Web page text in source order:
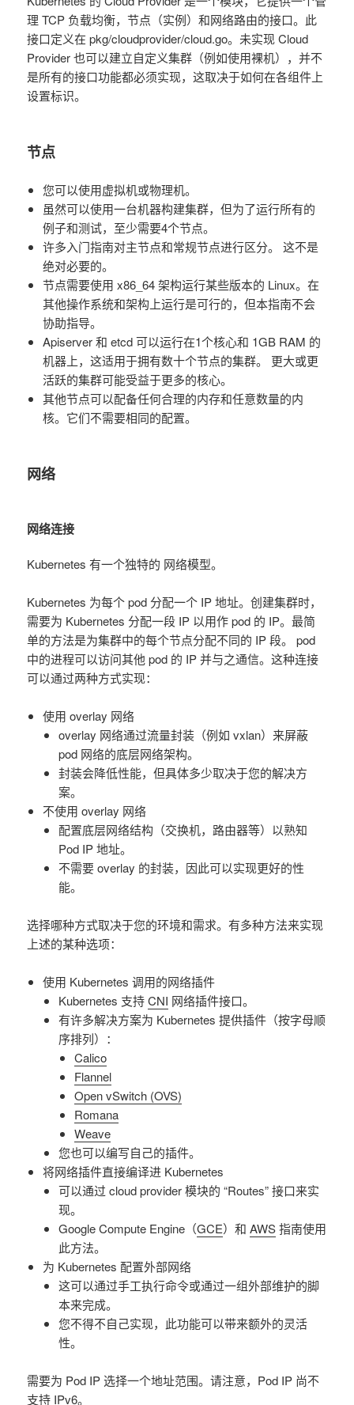
理 TCP 负载均衡，节点（实例）和网络路由的接口。此
接口定义在 pkg/cloudprovider/cloud.go。未实现 Cloud
Provider 也可以建立自定义集群（例如使用裸机），并不
是所有的接口功能都必须实现，这取决于如何在各组件上
设置标识。
节点
您可以使用虚拟机或物理机。
虽然可以使用一台机器构建集群，但为了运行所有的
例子和测试，至少需要4个节点。
许多入门指南对主节点和常规节点进行区分。 这不是
绝对必要的。
节点需要使用 x86_64 架构运行某些版本的 Linux。在
其他操作系统和架构上运行是可行的，但本指南不会
协助指导。
Apiserver 和 etcd 可以运行在1个核心和 1GB RAM 的
机器上，这适用于拥有数十个节点的集群。 更大或更
活跃的集群可能受益于更多的核心。
其他节点可以配备任何合理的内存和任意数量的内
核。它们不需要相同的配置。
网络
网络连接
Kubernetes 有一个独特的 网络模型。
Kubernetes 为每个 pod 分配一个 IP 地址。创建集群时，
需要为 Kubernetes 分配一段 IP 以用作 pod 的 IP。最简
单的方法是为集群中的每个节点分配不同的 IP 段。 pod
中的进程可以访问其他 pod 的 IP 并与之通信。这种连接
可以通过两种方式实现：
使用 overlay 网络
overlay 网络通过流量封装（例如 vxlan）来屏蔽
pod 网络的底层网络架构。
封装会降低性能，但具体多少取决于您的解决方
案。
不使用 overlay 网络
配置底层网络结构（交换机，路由器等）以熟知
Pod IP 地址。
不需要 overlay 的封装，因此可以实现更好的性
能。
选择哪种方式取决于您的环境和需求。有多种方法来实现
上述的某种选项：
使用 Kubernetes 调用的网络插件
Kubernetes 支持CNI 网络插件接口。
有许多解决方案为 Kubernetes 提供插件（按字母顺
序排列）：
Calico
Flannel
Open vSwitch (OVS)
Romana
Weave
您也可以编写自己的插件。
将网络插件直接编译进 Kubernetes
可以通过 cloud provider 模块的 “Routes” 接口来实
现。
Google Compute Engine（GCE）和AWS指南使用
此方法。
为 Kubernetes 配置外部网络
这可以通过手工执行命令或通过一组外部维护的脚
本来完成。
您不得不自己实现，此功能可以带来额外的灵活
性。
需要为 Pod IP 选择一个地址范围。请注意，Pod IP 尚不
支持 IPv6。